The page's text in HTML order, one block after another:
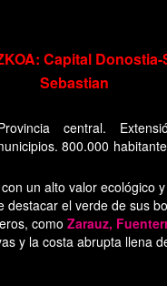
Capital Donostia-
Sebastian
central.
800.000
un alto valor ecológico y
destacar el verde de sus
como Zarauz,
y la costa abrupta llena